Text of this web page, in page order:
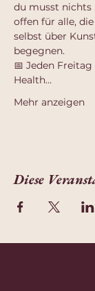
du musst nichts
offen für alle,
selbst über
begegnen.
📅 Jeden
Health…
Mehr anzeigen
Diese